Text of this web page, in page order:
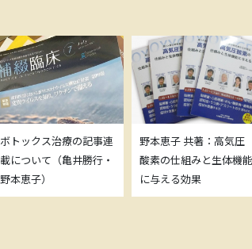
ボトックス治療の記事連
載について（亀井勝行・
野本恵子）
野本恵子 共著：高気圧
酸素の仕組みと生体機能
に与える効果